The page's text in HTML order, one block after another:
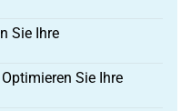
Sie Ihre
Sie Ihre